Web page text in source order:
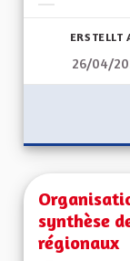
ERSTELLT
26/04/
synthèse
régionaux